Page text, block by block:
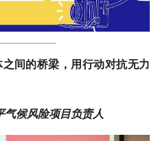
间的桥梁，用行动对抗无力
气候风险项目负责人